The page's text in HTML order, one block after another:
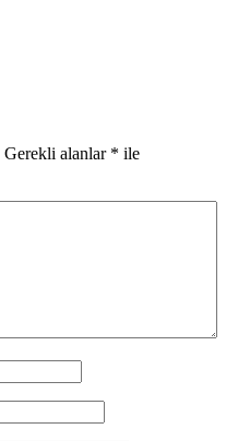
Gerekli alanlar * ile